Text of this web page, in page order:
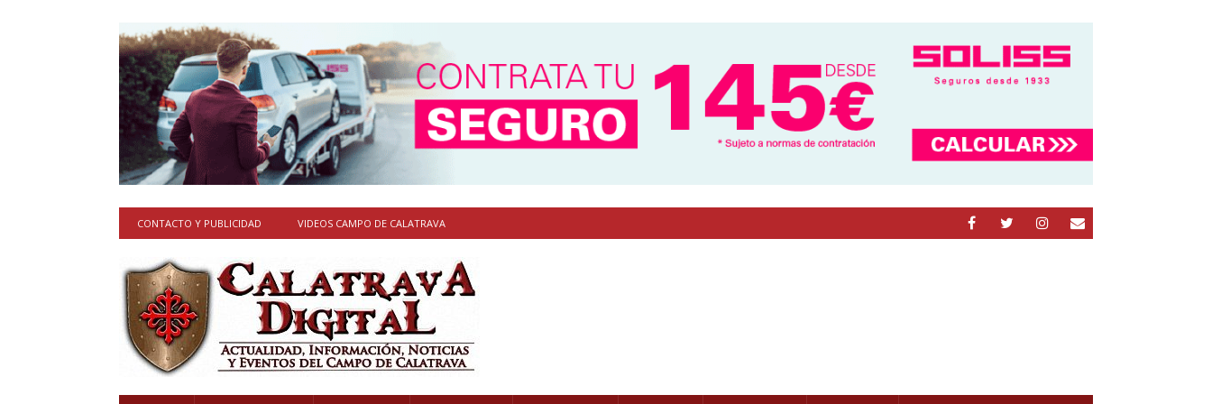
CONTACTO Y PUBLICIDAD VIDEOS CAMPO DE CALATRAVA